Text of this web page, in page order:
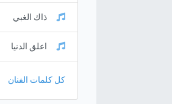
ذاك الغبي
اعلق الدنيا
كل كلمات الفنان